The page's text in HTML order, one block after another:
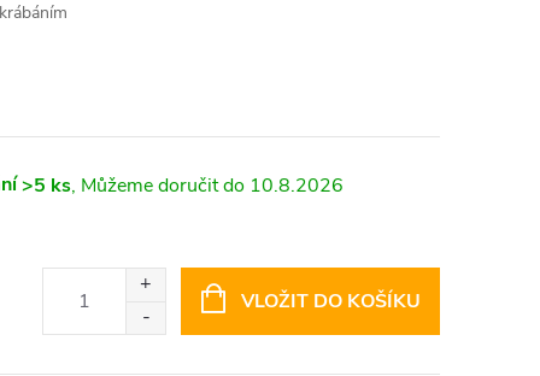
>5 ks 10.8.2026
VLOŽIT DO KOŠÍKU